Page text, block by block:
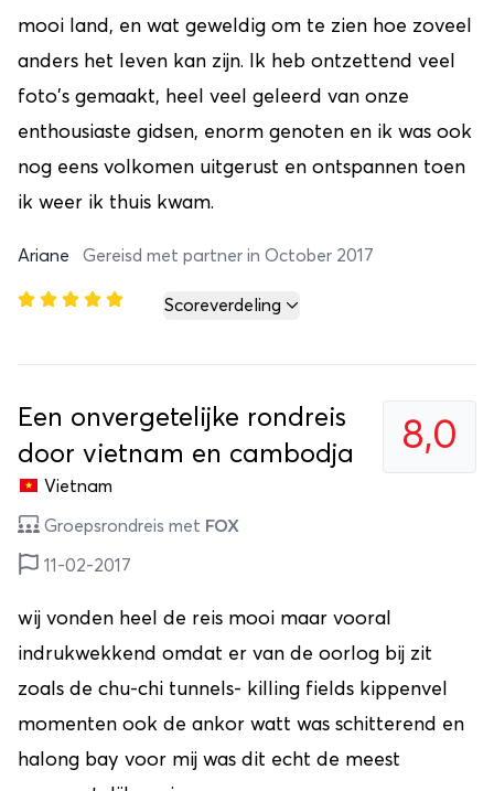
mooi land, en wat geweldig om te zien hoe zoveel
anders het leven kan zijn. Ik heb ontzettend veel
foto's gemaakt, heel veel geleerd van onze
enthousiaste gidsen, enorm genoten en ik was ook
nog eens volkomen uitgerust en ontspannen toen
ik weer ik thuis kwam.
Ariane Gereisd met partner in October 2017
Scoreverdeling
8,0
Een onvergetelijke rondreis
door vietnam en cambodja
Vietnam
Groepsrondreis met FOX
11-02-2017
wij vonden heel de reis mooi maar vooral
indrukwekkend omdat er van de oorlog bij zit
zoals de chu-chi tunnels- killing fields kippenvel
momenten ook de ankor watt was schitterend en
halong bay voor mij was dit echt de meest